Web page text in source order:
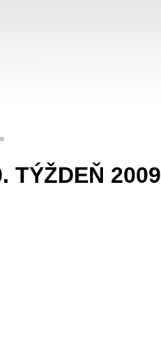
TÝŽDEŇ 2009